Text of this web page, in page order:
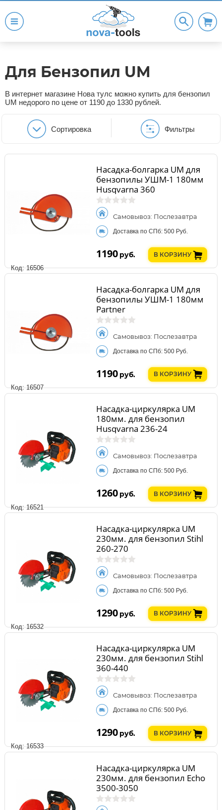
Для Бензопил UM
В интернет магазине Нова тулс можно купить для бензопил
UM недорого по цене от 1190 до 1330 рублей.
Сортировка Фильтры
Код: 16506
Насадка-болгарка UM для
бензопилы УШМ-1 180мм
Husqvarna 360
Самовывоз: Послезавтра
Доставка по СПб: 500 Руб.
1190 руб. В КОРЗИНУ
Код: 16507
Насадка-болгарка UM для
бензопилы УШМ-1 180мм
Partner
Самовывоз: Послезавтра
Доставка по СПб: 500 Руб.
1190 руб. В КОРЗИНУ
Код: 16521
Насадка-циркулярка UM
180мм. для бензопил
Husqvarna 236-24
Самовывоз: Послезавтра
Доставка по СПб: 500 Руб.
1260 руб. В КОРЗИНУ
Код: 16532
Насадка-циркулярка UM
230мм. для бензопил Stihl
260-270
Самовывоз: Послезавтра
Доставка по СПб: 500 Руб.
1290 руб. В КОРЗИНУ
Код: 16533
Насадка-циркулярка UM
230мм. для бензопил Stihl
360-440
Самовывоз: Послезавтра
Доставка по СПб: 500 Руб.
1290 руб. В КОРЗИНУ
Насадка-циркулярка UM
230мм. для бензопил Echo
3500-3050